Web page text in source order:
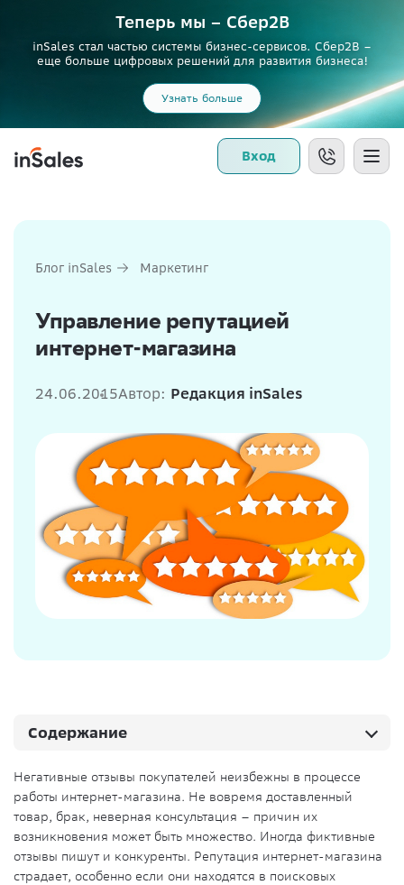
Теперь мы – Сбер2B
inSales стал частью системы бизнес-сервисов. Сбер2В –
еще больше цифровых решений для развития бизнеса!
Узнать больше
Вход
Блог inSales Маркетинг
Управление репутацией
интернет-магазина
24.06.2015Автор: Редакция inSales
Негативные отзывы покупателей неизбежны в процессе
работы интернет-магазина. Не вовремя доставленный
товар, брак, неверная консультация – причин их
возникновения может быть множество. Иногда фиктивные
отзывы пишут и конкуренты. Репутация интернет-магазина
страдает, особенно если они находятся в поисковых
Содержание